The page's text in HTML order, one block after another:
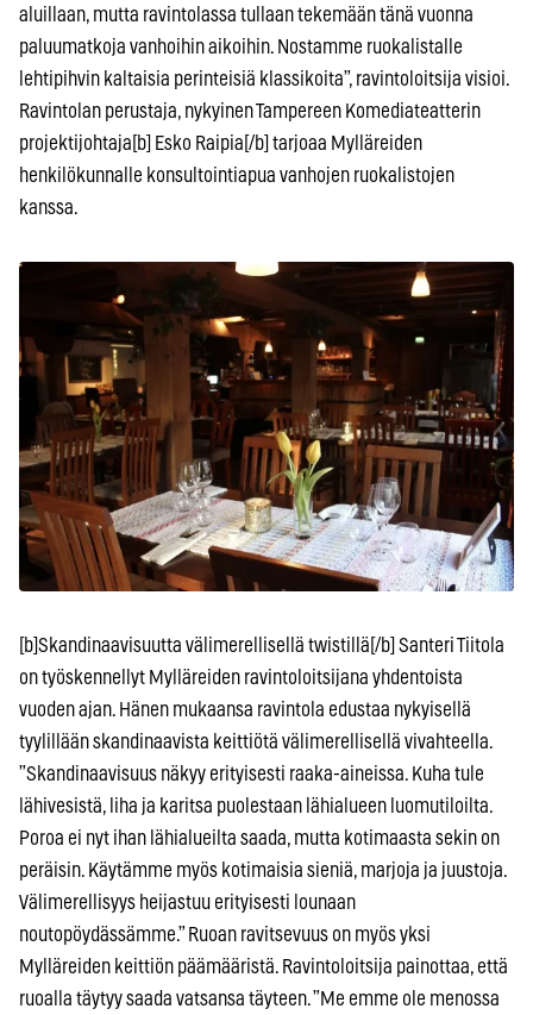
aluillaan, mutta ravintolassa tullaan tekemään tänä vuonna
paluumatkoja vanhoihin aikoihin. Nostamme ruokalistalle
lehtipihvin kaltaisia perinteisiä klassikoita”, ravintoloitsija visioi.
Ravintolan perustaja, nykyinen Tampereen Komediateatterin
projektijohtaja[b] Esko Raipia[/b] tarjoaa Mylläreiden
henkilökunnalle konsultointiapua vanhojen ruokalistojen
kanssa.
[b]Skandinaavisuutta välimerellisellä twistillä[/b] Santeri Tiitola
on työskennellyt Mylläreiden ravintoloitsijana yhdentoista
vuoden ajan. Hänen mukaansa ravintola edustaa nykyisellä
tyylillään skandinaavista keittiötä välimerellisellä vivahteella.
”Skandinaavisuus näkyy erityisesti raaka-aineissa. Kuha tule
lähivesistä, liha ja karitsa puolestaan lähialueen luomutiloilta.
Poroa ei nyt ihan lähialueilta saada, mutta kotimaasta sekin on
peräisin. Käytämme myös kotimaisia sieniä, marjoja ja juustoja.
Välimerellisyys heijastuu erityisesti lounaan
noutopöydässämme.” Ruoan ravitsevuus on myös yksi
Mylläreiden keittiön päämääristä. Ravintoloitsija painottaa, että
ruoalla täytyy saada vatsansa täyteen. ”Me emme ole menossa